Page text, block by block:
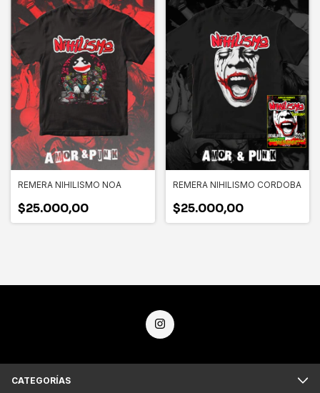
REMERA NIHILISMO NOA
$25.000,00
REMERA NIHILISMO CORDOBA
$25.000,00
CATEGORÍAS